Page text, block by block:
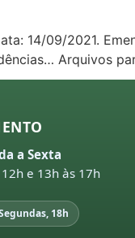
14/09/2021.
Arquivos
a Sexta
e 13h às 17h
18h